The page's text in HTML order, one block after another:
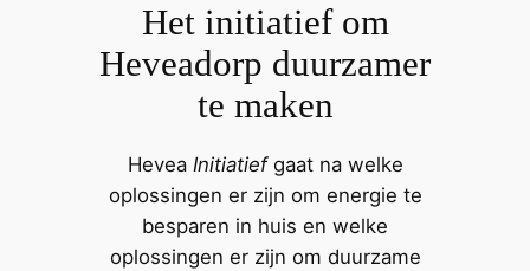
Het initiatief om
Heveadorp duurzamer
te maken
Hevea Initiatiefgaat na welke
oplossingen er zijn om energie te
besparen in huis en welke
oplossingen er zijn om duurzame